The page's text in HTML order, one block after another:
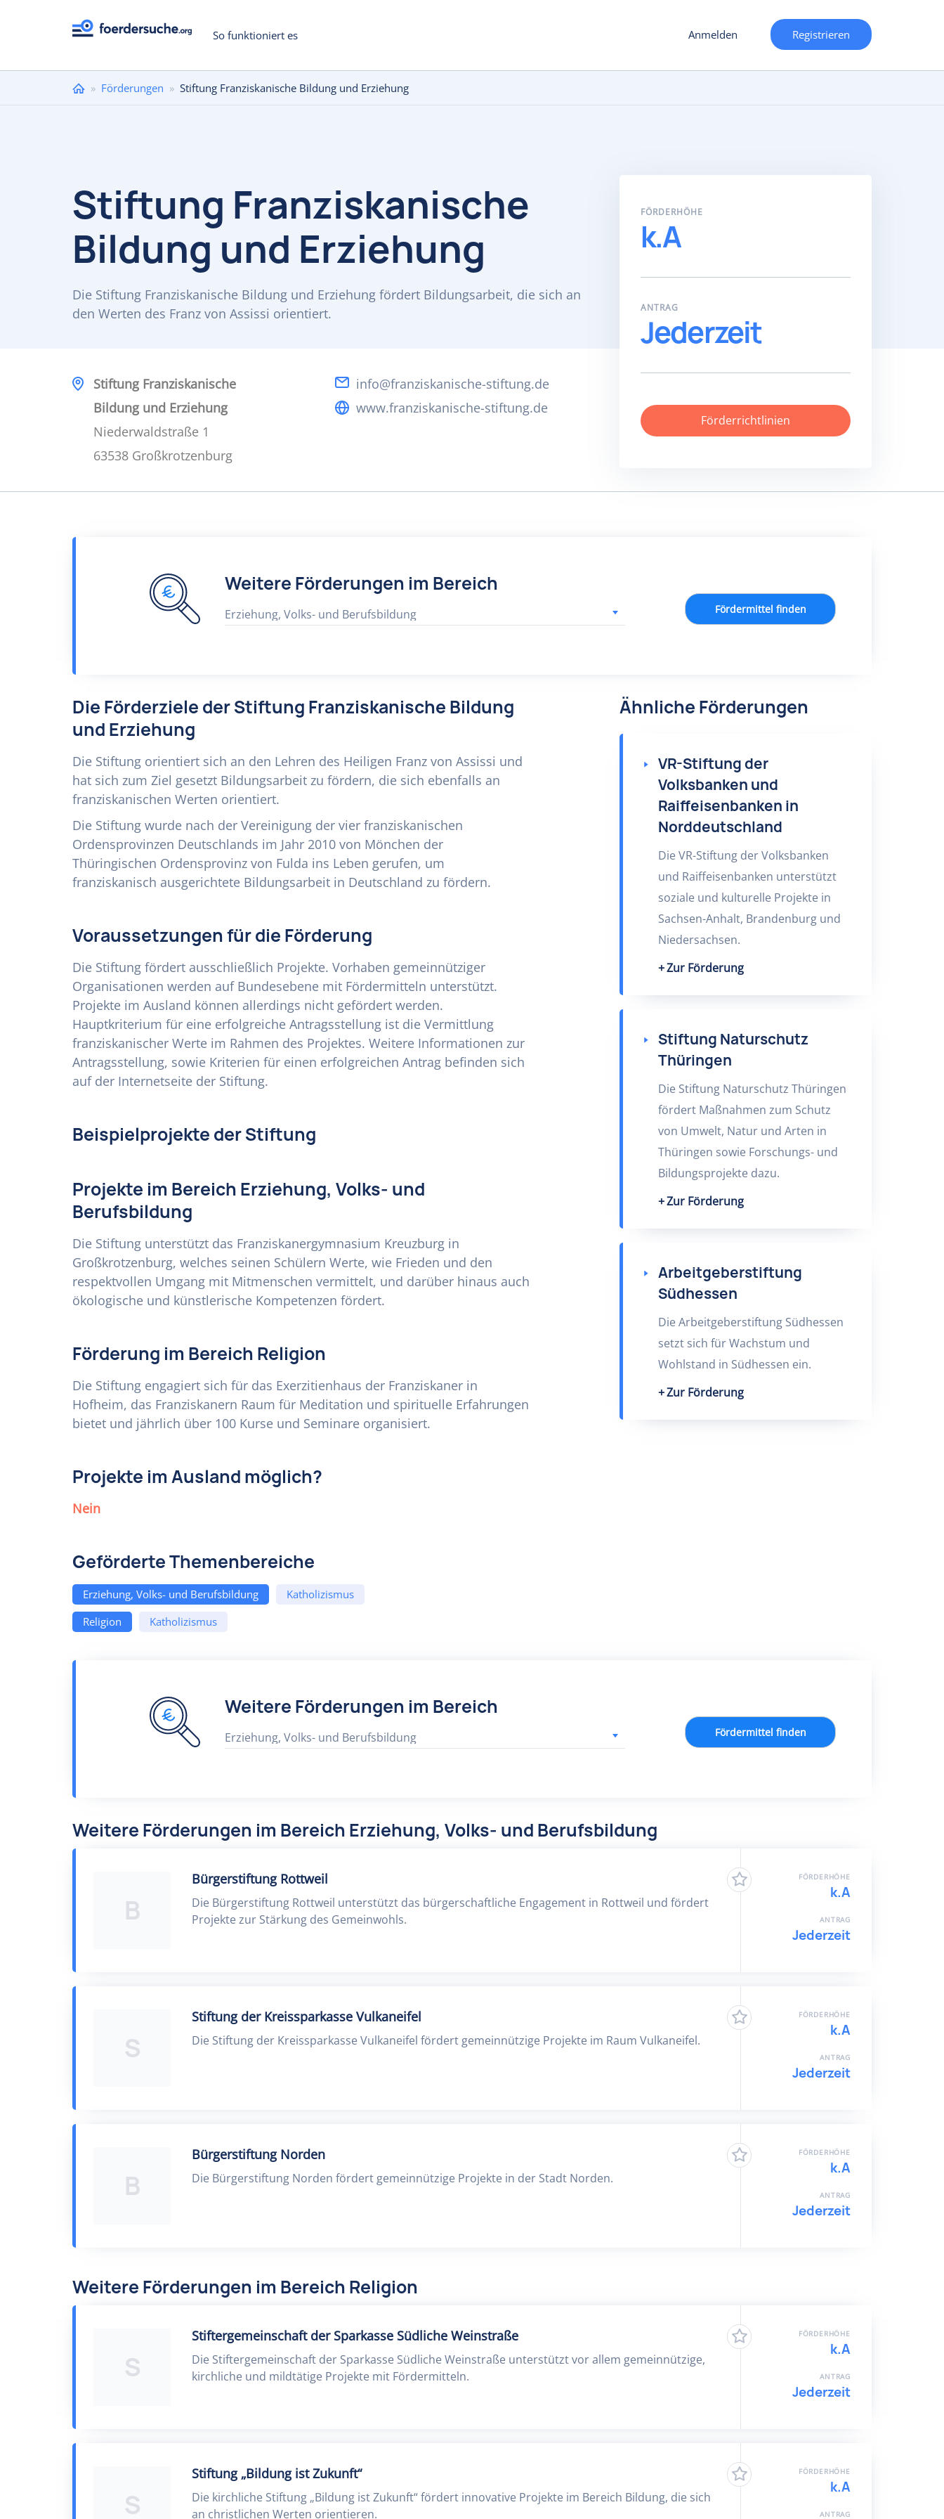
So funktioniert es Anmelden Registrieren
Sie
» Förderungen » Stiftung Franziskanische Bildung und Erziehung
Stiftung Franziskanische
Bildung und Erziehung
Die Stiftung Franziskanische Bildung und Erziehung fördert Bildungsarbeit, die sich an
den Werten des Franz von Assissi orientiert.
Stiftung Franziskanische
Bildung und Erziehung
Niederwaldstraße 1
63538 Großkrotzenburg
info@franziskanische-stiftung.de
www.franziskanische-stiftung.de
FÖRDERHÖHE
k.A
ANTRAG
Jederzeit
Förderrichtlinien
Weitere Förderungen im Bereich
Erziehung, Volks- und Berufsbildung Fördermittel finden
Die Förderziele der Stiftung Franziskanische Bildung
und Erziehung
Die Stiftung orientiert sich an den Lehren des Heiligen Franz von Assissi und
hat sich zum Ziel gesetzt Bildungsarbeit zu fördern, die sich ebenfalls an
franziskanischen Werten orientiert.
Die Stiftung wurde nach der Vereinigung der vier franziskanischen
Ordensprovinzen Deutschlands im Jahr 2010 von Mönchen der
Thüringischen Ordensprovinz von Fulda ins Leben gerufen, um
franziskanisch ausgerichtete Bildungsarbeit in Deutschland zu fördern.
Voraussetzungen für die Förderung
Die Stiftung fördert ausschließlich Projekte. Vorhaben gemeinnütziger
Organisationen werden auf Bundesebene mit Fördermitteln unterstützt.
Projekte im Ausland können allerdings nicht gefördert werden.
Hauptkriterium für eine erfolgreiche Antragsstellung ist die Vermittlung
franziskanischer Werte im Rahmen des Projektes. Weitere Informationen zur
Antragsstellung, sowie Kriterien für einen erfolgreichen Antrag befinden sich
auf der Internetseite der Stiftung.
Beispielprojekte der Stiftung
Projekte im Bereich Erziehung, Volks- und
Berufsbildung
Die Stiftung unterstützt das Franziskanergymnasium Kreuzburg in
Großkrotzenburg, welches seinen Schülern Werte, wie Frieden und den
respektvollen Umgang mit Mitmenschen vermittelt, und darüber hinaus auch
ökologische und künstlerische Kompetenzen fördert.
Förderung im Bereich Religion
Die Stiftung engagiert sich für das Exerzitienhaus der Franziskaner in
Hofheim, das Franziskanern Raum für Meditation und spirituelle Erfahrungen
bietet und jährlich über 100 Kurse und Seminare organisiert.
Projekte im Ausland möglich?
Nein
Geförderte Themenbereiche
Erziehung, Volks- und Berufsbildung
Katholizismus
Religion
Katholizismus
Ähnliche Förderungen
VR-Stiftung der
Volksbanken und
Raiffeisenbanken in
Norddeutschland
Die VR-Stiftung der Volksbanken
und Raiffeisenbanken unterstützt
soziale und kulturelle Projekte in
Sachsen-Anhalt, Brandenburg und
Niedersachsen.
Zur Förderung
Stiftung Naturschutz
Thüringen
Die Stiftung Naturschutz Thüringen
fördert Maßnahmen zum Schutz
von Umwelt, Natur und Arten in
Thüringen sowie Forschungs- und
Bildungsprojekte dazu.
Zur Förderung
Arbeitgeberstiftung
Südhessen
Die Arbeitgeberstiftung Südhessen
setzt sich für Wachstum und
Wohlstand in Südhessen ein.
Zur Förderung
Weitere Förderungen im Bereich
Erziehung, Volks- und Berufsbildung Fördermittel finden
Weitere Förderungen im Bereich Erziehung, Volks- und Berufsbildung
B
Bürgerstiftung Rottweil
Die Bürgerstiftung Rottweil unterstützt das bürgerschaftliche Engagement in Rottweil und fördert
Projekte zur Stärkung des Gemeinwohls.
FÖRDERHÖHE
k.A
ANTRAG
Jederzeit
S
Stiftung der Kreissparkasse Vulkaneifel
Die Stiftung der Kreissparkasse Vulkaneifel fördert gemeinnützige Projekte im Raum Vulkaneifel.
FÖRDERHÖHE
k.A
ANTRAG
Jederzeit
B
Bürgerstiftung Norden
Die Bürgerstiftung Norden fördert gemeinnützige Projekte in der Stadt Norden.
FÖRDERHÖHE
k.A
ANTRAG
Jederzeit
Weitere Förderungen im Bereich Religion
S
Stiftergemeinschaft der Sparkasse Südliche Weinstraße
Die Stiftergemeinschaft der Sparkasse Südliche Weinstraße unterstützt vor allem gemeinnützige,
kirchliche und mildtätige Projekte mit Fördermitteln.
FÖRDERHÖHE
k.A
ANTRAG
Jederzeit
S
Stiftung „Bildung ist Zukunft“
Die kirchliche Stiftung „Bildung ist Zukunft“ fördert innovative Projekte im Bereich Bildung, die sich
an christlichen Werten orientieren.
FÖRDERHÖHE
k.A
ANTRAG